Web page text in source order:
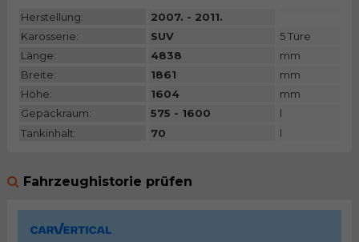
Herstellung:
2007. - 2011.
Karosserie:
SUV
5 Türe
Länge:
4838
mm
Breite:
1861
mm
Höhe:
1604
mm
Gepäckraum:
575 - 1600
l
Tankinhalt:
70 l
Fahrzeughistorie prüfen